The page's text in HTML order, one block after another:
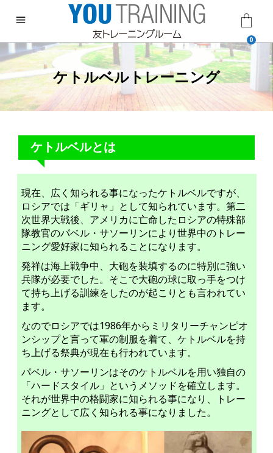
0
ケトルベルトレーニング
ケトルベルとは
現在、広く知られる事になったケトルベルですが、
ロシアでは「ギリャ」として知られています。第二
次世界大戦後、アメリカに亡命したロシアの特殊部
隊教官のパベル・サソーリンにより世界中のトレー
ニング愛好家に知られることになります。
発祥は海上戦争中、大砲を装填するのに特別に強い
兵隊が必要でした。そこで大砲の球に取っ手をつけ
て持ち上げる訓練をしたのが起こりとも言われてい
ます。
なのでロシアでは1986年からミリタリーチャンピオ
ンシップと言って軍の制服を着て、ケトルベルを持
ち上げる祭典が現在も行われています。
パベル・サソーリンはそのケトルベルを用い独自の
「ハードスタイル」というメソッドを確立します。
それが世界中の格闘家に知られる事になり、トレー
ニングとして広く知られる事になりました。